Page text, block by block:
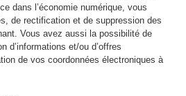
dans l’économie numérique, vous
de rectification et de suppression des
Vous avez aussi la possibilité de
d’informations et/ou d’offres
de vos coordonnées électroniques à